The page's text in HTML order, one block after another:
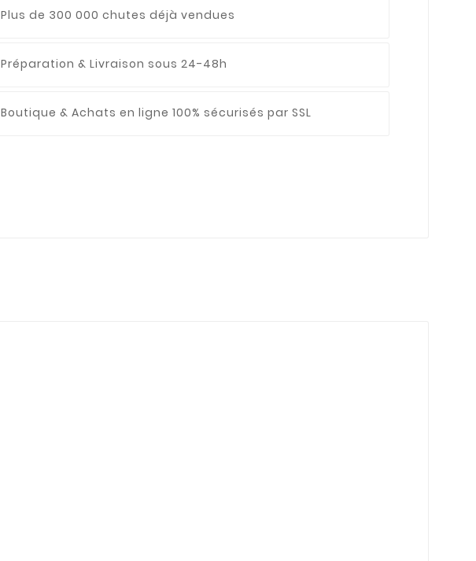
Plus de 300 000 chutes déjà vendues
Préparation & Livraison sous 24-48h
Boutique & Achats en ligne 100% sécurisés par SSL